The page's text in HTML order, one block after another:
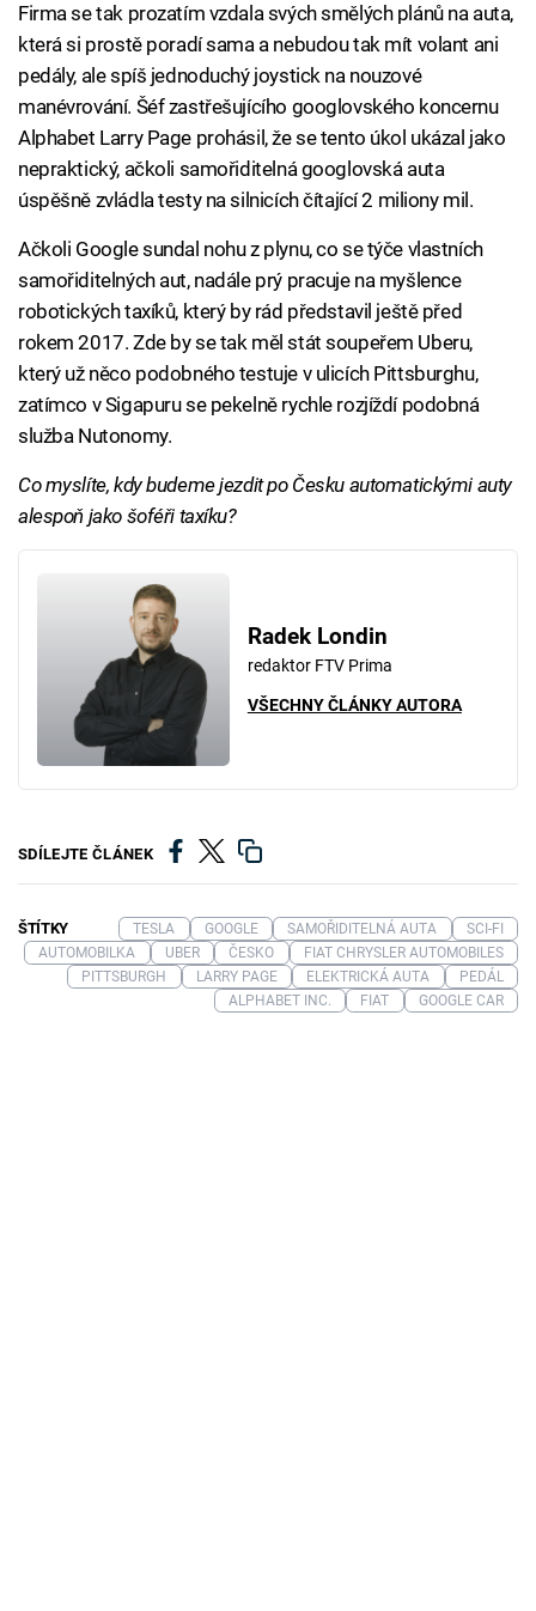
Firma se tak prozatím vzdala svých smělých plánů na auta,
která si prostě poradí sama a nebudou tak mít volant ani
pedály, ale spíš jednoduchý joystick na nouzové
manévrování. Šéf zastřešujícího googlovského koncernu
Alphabet Larry Page prohásil, že se tento úkol ukázal jako
nepraktický, ačkoli samořiditelná googlovská auta
úspěšně zvládla testy na silnicích čítající 2 miliony mil.
Ačkoli Google sundal nohu z plynu, co se týče vlastních
samořiditelných aut, nadále prý pracuje na myšlence
robotických taxíků, který by rád představil ještě před
rokem 2017. Zde by se tak měl stát soupeřem Uberu,
který už něco podobného testuje v ulicích Pittsburghu,
zatímco v Sigapuru se pekelně rychle rozjíždí podobná
služba Nutonomy.
Co myslíte, kdy budeme jezdit po Česku automatickými auty
alespoň jako šoféři taxíku?
Radek Londin
redaktor FTV Prima
VŠECHNY ČLÁNKY AUTORA
SDÍLEJTE ČLÁNEK
ŠTÍTKY TESLA GOOGLE SAMOŘIDITELNÁ AUTA
SCI-FI
AUTOMOBILKA
UBER ČESKO
FIAT CHRYSLER AUTOMOBILES
PITTSBURGH
LARRY PAGE ELEKTRICKÁ AUTA
PEDÁL
ALPHABET INC.
FIAT GOOGLE CAR